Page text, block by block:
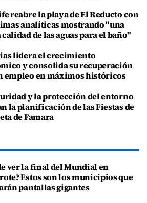
reabre la playa de El Reducto con
analíticas mostrando "una
de las aguas para el baño"
lidera el crecimiento
y consolida su recuperación
empleo en máximos históricos
y la protección del entorno
la planificación de las Fiestas de
de Famara
ver la final del Mundial en
Estos son los municipios que
pantallas gigantes